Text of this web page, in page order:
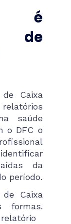
é
de
Caixa
saúde
o DFC o
da
período.
Caixa
formas.